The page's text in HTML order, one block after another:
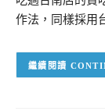
作法，同樣採用